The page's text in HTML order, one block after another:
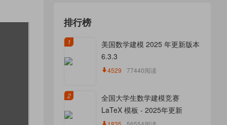
排行榜
1
美国数学建模 2025 年更新版本
6.3.3
4529 77440阅读
2
全国大学生数学建模竞赛
LaTeX 模板 - 2025年更新